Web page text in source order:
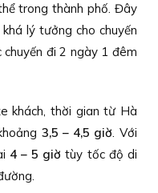
trong thành phố. Đây
lý tưởng cho chuyến
đi 2 ngày 1 đêm
khách, thời gian từ Hà
3,5 – 4,5 giờ. Với
4 – 5 giờ tùy tốc độ di